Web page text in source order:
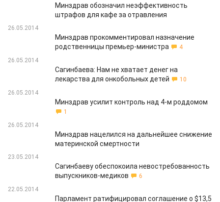
Минздрав обозначил неэффективность
штрафов для кафе за отравления
26.05.2014
Минздрав прокомментировал назначение
родственницы премьер-министра
4
26.05.2014
Сагинбаева: Нам не хватает денег на
лекарства для онкобольных детей
10
26.05.2014
Минздрав усилит контроль над 4-м роддомом
1
26.05.2014
Минздрав нацелился на дальнейшее снижение
материнской смертности
23.05.2014
Сагинбаеву обеспокоила невостребованность
выпускников-медиков
6
22.05.2014
Парламент ратифицировал соглашение о $13,5